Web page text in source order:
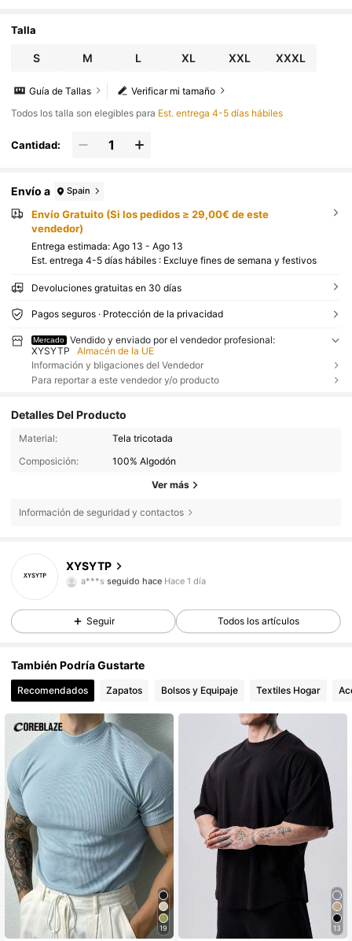
Talla
S M L XL XXL XXXL
Verificar mi tamaño
Guía de Tallas
Todos los talla son elegibles para Est. entrega 4-5 días hábiles
Cantidad:
Envío a Spain
Envío Gratuito (Si los pedidos ≥ 29,00€ de este
vendedor)
Entrega estimada: Ago 13 - Ago 13
Est. entrega 4-5 días hábiles : Excluye fines de semana y festivos
Devoluciones gratuitas en 30 días
Pagos seguros · Protección de la privacidad
Mercado
Vendido y enviado por el vendedor profesional:
XYSYTP
Almacén de la UE
Información y bligaciones del Vendedor
Para reportar a este vendedor y/o producto
Detalles Del Producto
Material:
Tela tricotada
Composición:
100% Algodón
Ver más
Información de seguridad y contactos
XYSYTP
a***s seguido hace
4,87
3 Seguidores
4,87 3 Seguidores
Seguir Todos los artículos
También Podría Gustarte
Recomendados Zapatos Bolsos y Equipaje Textiles Hogar
19 13